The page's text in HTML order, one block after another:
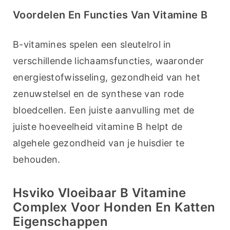
Voordelen En Functies Van Vitamine B
B-vitamines spelen een sleutelrol in
verschillende lichaamsfuncties, waaronder
energiestofwisseling, gezondheid van het
zenuwstelsel en de synthese van rode
bloedcellen. Een juiste aanvulling met de
juiste hoeveelheid vitamine B helpt de
algehele gezondheid van je huisdier te
behouden.
Hsviko Vloeibaar B Vitamine
Complex Voor Honden En Katten
Eigenschappen